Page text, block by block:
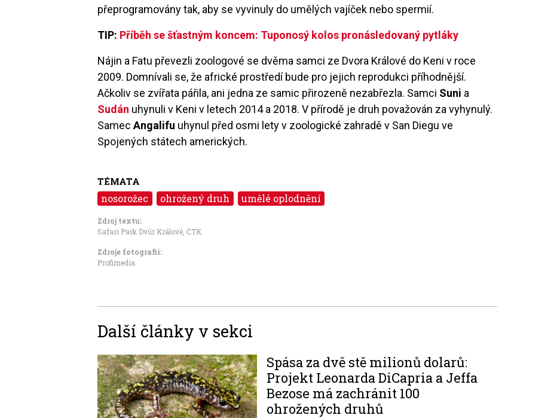
přeprogramovány tak, aby se vyvinuly do umělých vajíček nebo spermií.
TIP: Příběh se šťastným koncem: Tuponosý kolos pronásledovaný pytláky
Nájin a Fatu převezli zoologové se dvěma samci ze Dvora Králové do Keni v roce
2009. Domnívali se, že africké prostředí bude pro jejich reprodukci příhodnější.
Ačkoliv se zvířata pářila, ani jedna ze samic přirozeně nezabřezla. Samci Suni a
Sudán uhynuli v Keni v letech 2014 a 2018. V přírodě je druh považován za vyhynulý.
SamecAngalifu uhynul před osmi lety v zoologické zahradě v San Diegu ve
Spojených státech amerických.
TÉMATA
nosorožec ohrožený druh umělé oplodnění
Zdroj textu:
Safari Park Dvůr Králové ČTK
Zdroje fotografii:
Profimedia
Další články v sekci
Image
Spása za dvě stě milionů dolarů:
Projekt Leonarda DiCapria a Jeffa
Bezose má zachránit 100
ohrožených druhů